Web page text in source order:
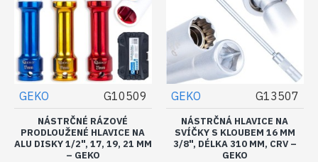
GEKO G10509
NÁSTRČNÉ RÁZOVÉ
PRODLOUŽENÉ HLAVICE NA
ALU DISKY 1/2", 17, 19, 21 MM
– GEKO
GEKO G13507
NÁSTRČNÁ HLAVICE NA
SVÍČKY S KLOUBEM 16 MM
3/8", DÉLKA 310 MM, CRV –
GEKO